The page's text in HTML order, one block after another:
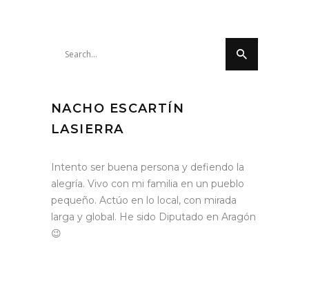
NACHO ESCARTÍN
LASIERRA
Intento ser buena persona y defiendo la
alegría. Vivo con mi familia en un pueblo
pequeño. Actúo en lo local, con mirada
larga y global. He sido Diputado en Aragón
😉